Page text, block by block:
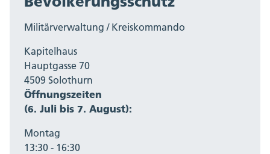
Militärverwaltung / Kreiskommando
Kapitelhaus
Hauptgasse 70
4509 Solothurn
Öffnungszeiten
(6. Juli bis 7. August):
Montag
13:30 - 16:30